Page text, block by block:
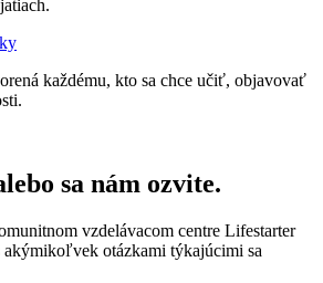
každému, kto sa chce učiť, objavovať
sa nám ozvite.
vzdelávacom centre Lifestarter
akýmikoľvek otázkami týkajúcimi sa